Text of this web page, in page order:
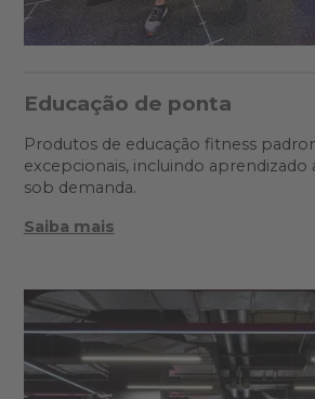
Educação de ponta
Produtos de educação fitness
excepcionais, incluindo aprendizado
sob demanda.
Saiba mais